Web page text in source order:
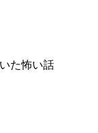
た怖い話